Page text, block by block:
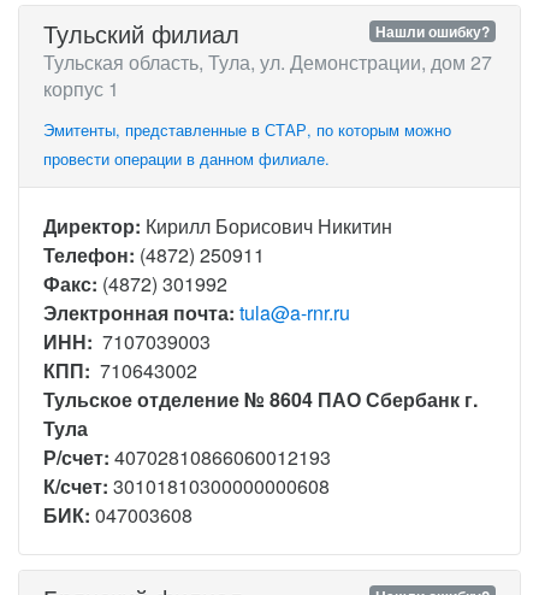
Нашли ошибку?
Тульский филиал
Тульская область, Тула, ул. Демонстрации, дом 27
корпус 1
Эмитенты, представленные в СТАР, по которым можно
провести операции в данном филиале.
Директор: Кирилл Борисович Никитин
Телефон: (4872) 250911
Факс: (4872) 301992
Электронная почта: tula@a-rnr.ru
ИНН: 7107039003
КПП: 710643002
Тульское отделение № 8604 ПАО Сбербанк г.
Тула
Р/счет: 40702810866060012193
К/счет: 30101810300000000608
БИК: 047003608